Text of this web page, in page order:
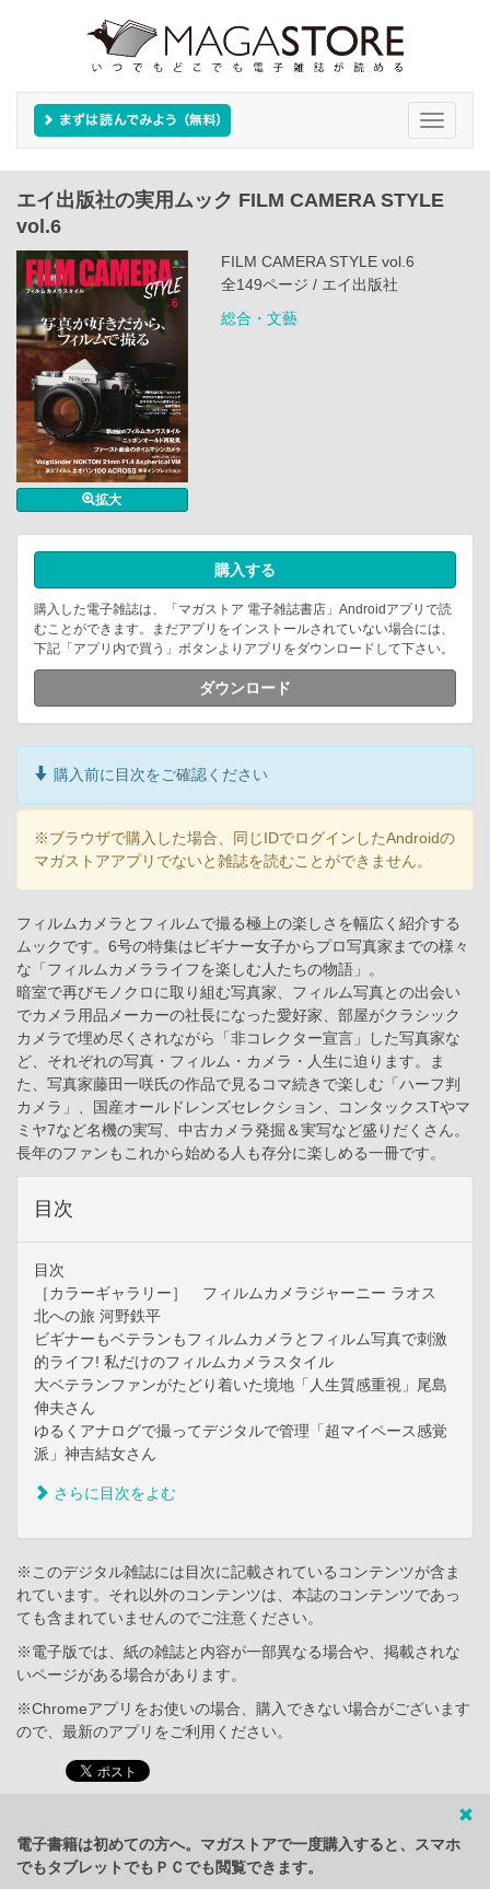
Toggle
エイ出版社の実用ムック FILM CAMERA STYLE
vol.6
拡大
FILM CAMERA STYLE vol.6
全149ページ / エイ出版社
総合・文藝
購入する
購入した電子雑誌は、「マガストア 電子雑誌書店」Androidアプリで読
むことができます。まだアプリをインストールされていない場合には、
下記「アプリ内で買う」ボタンよりアプリをダウンロードして下さい。
ダウンロード
購入前に目次をご確認ください
※ブラウザで購入した場合、同じIDでログインしたAndroidの
マガストアアプリでないと雑誌を読むことができません。
フィルムカメラとフィルムで撮る極上の楽しさを幅広く紹介する
ムックです。6号の特集はビギナー女子からプロ写真家までの様々
な「フィルムカメラライフを楽しむ人たちの物語」。
暗室で再びモノクロに取り組む写真家、フィルム写真との出会い
でカメラ用品メーカーの社長になった愛好家、部屋がクラシック
カメラで埋め尽くされながら「非コレクター宣言」した写真家な
ど、それぞれの写真・フィルム・カメラ・人生に迫ります。ま
た、写真家藤田一咲氏の作品で見るコマ続きで楽しむ「ハーフ判
カメラ」、国産オールドレンズセレクション、コンタックスTやマ
ミヤ7など名機の実写、中古カメラ発掘＆実写など盛りだくさん。
長年のファンもこれから始める人も存分に楽しめる一冊です。
目次
目次
［カラーギャラリー］ フィルムカメラジャーニー ラオス
北への旅 河野鉄平
ビギナーもベテランもフィルムカメラとフィルム写真で刺激
的ライフ! 私だけのフィルムカメラスタイル
大ベテランファンがたどり着いた境地「人生質感重視」尾島
伸夫さん
ゆるくアナログで撮ってデジタルで管理「超マイペース感覚
派」神吉結女さん
さらに目次をよむ
※このデジタル雑誌には目次に記載されているコンテンツが含ま
れています。それ以外のコンテンツは、本誌のコンテンツであっ
ても含まれていませんのでご注意ください。
※電子版では、紙の雑誌と内容が一部異なる場合や、掲載されな
いページがある場合があります。
※Chromeアプリをお使いの場合、購入できない場合がございます
ので、最新のアプリをご利用ください。
電子書籍は初めての方へ。マガストアで一度購入すると、スマホ
でもタブレットでもＰＣでも閲覧できます。